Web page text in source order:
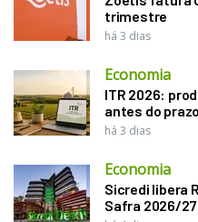
trimestre
há 3 dias
Economia
ITR 2026:
antes do
há 3 dias
Economia
Sicredi libera
Safra 2026/27